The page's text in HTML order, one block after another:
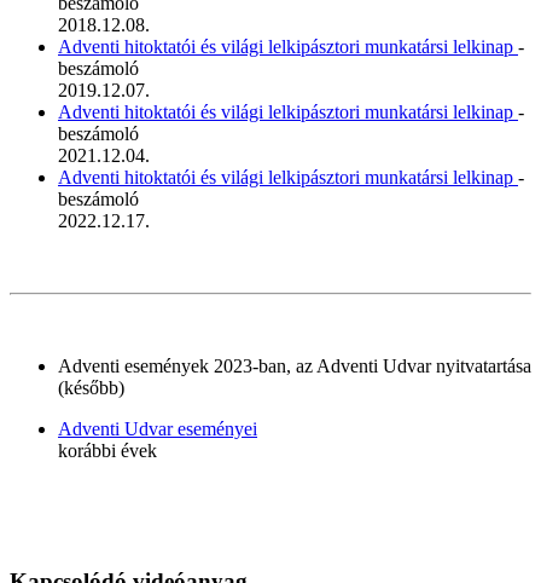
2018.12.08.
Adventi hitoktatói és világi lelkipásztori munkatársi lelkinap -
beszámoló
2019.12.07.
Adventi hitoktatói és világi lelkipásztori munkatársi lelkinap -
beszámoló
2021.12.04.
Adventi hitoktatói és világi lelkipásztori munkatársi lelkinap -
beszámoló
2022.12.17.
Adventi események 2023-ban, az Adventi Udvar nyitvatartása
(később)
Adventi Udvar eseményei
korábbi évek